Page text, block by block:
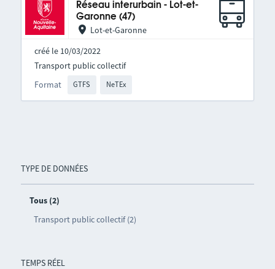
TYPE DE DONNÉES
Tous (2)
Transport public collectif (2)
TEMPS RÉEL
Réseau interurbain - Lot-et-
Garonne (47)
Lot-et-Garonne
créé le 10/03/2022
Format GTFS NeTEx
Transport public collectif